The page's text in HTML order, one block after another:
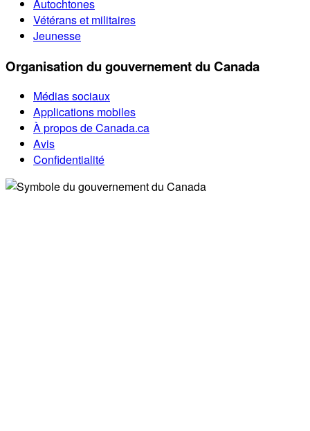
Autochtones
Vétérans et militaires
Jeunesse
Organisation du gouvernement du Canada
Médias sociaux
Applications mobiles
À propos de Canada.ca
Avis
Confidentialité